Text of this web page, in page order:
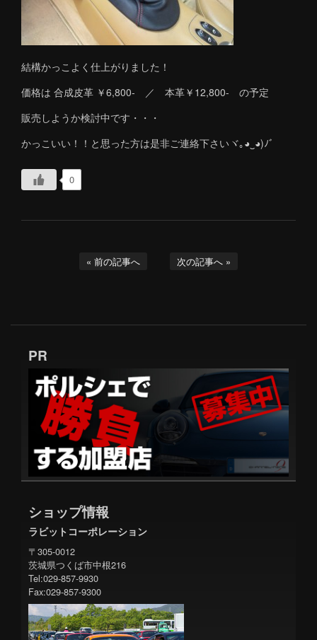
結構かっこよく仕上がりました！
価格は 合成皮革 ￥6,800- ／ 本革￥12,800- の予定
販売しようか検討中です・・・
かっこいい！！と思った方は是非ご連絡下さいヾ｡◕‿◕)ﾉﾞ
0
« 前の記事へ 次の記事へ »
PR
ショップ情報
ラビットコーポレーション
〒305-0012
茨城県つくば市中根216
Tel:029-857-9930
Fax:029-857-9300